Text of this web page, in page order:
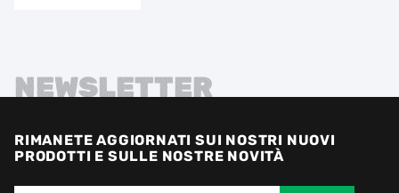
NEWSLETTER
RIMANETE AGGIORNATI SUI NOSTRI NUOVI
PRODOTTI E SULLE NOSTRE NOVITÀ